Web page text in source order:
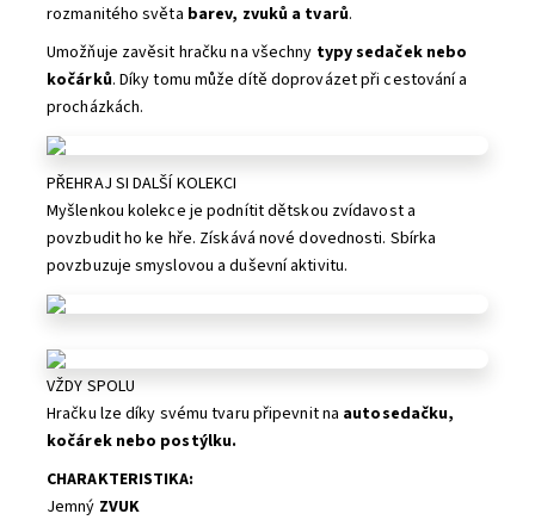
rozmanitého světa barev, zvuků a tvarů.
Umožňuje zavěsit hračku na všechny typy sedaček nebo
kočárků. Díky tomu může dítě doprovázet při cestování a
procházkách.
PŘEHRAJ SI DALŠÍ KOLEKCI
Myšlenkou kolekce je podnítit dětskou zvídavost a
povzbudit ho ke hře. Získává nové dovednosti. Sbírka
povzbuzuje smyslovou a duševní aktivitu.
VŽDY SPOLU
Hračku lze díky svému tvaru připevnit na autosedačku,
kočárek nebo postýlku.
CHARAKTERISTIKA:
Jemný ZVUK